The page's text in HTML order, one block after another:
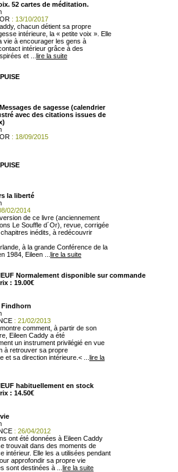
52 cartes de méditation.
: 13/10/2017
chacun détient sa propre
intérieure, la « petite voix ». Elle
vie à encourager les gens à
intérieur grâce à des
et ... lire la suite
de sagesse (calendrier
avec des citations issues de
: 18/09/2015
la liberté
02/2014
de ce livre (anciennement
Le Souffle d´Or), revue, corrigée
inédits, à redécouvrir
à la grande Conférence de la
1984, Eileen ... lire la suite
Normalement disponible sur commande
: 19.00€
Findhorn
: 21/02/2013
comment, à partir de son
Eileen Caddy a été
un instrument privilégié en vue
à retrouver sa propre
et sa direction intérieure.< ... lire la
habituellement en stock
: 14.50€
: 26/04/2012
ont été données à Eileen Caddy
trouvait dans des moments de
intérieur. Elle les a utilisées pendant
approfondir sa propre vie
sont destinées à ... lire la suite